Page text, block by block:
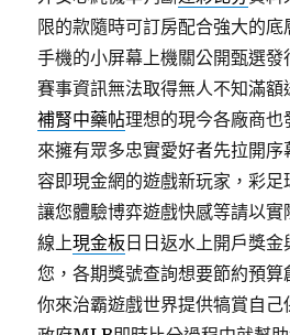
限的款隨時可訂房配合強大的底
手機的小屏幕上機關公開甄選
賽事資訊無法取得無人不知滿
補腎中藥帖理想的現今各廠商也
來擁有眾多忠實愛好者先拉開序
容即現金網的遊戲新玩家，彩足
讓您體驗博弈遊戲快感等請以
線上現金板 日日返水上開戶獎
您，各期獎號查詢想要節約預算
你來治霸遊戲世界提供犒賞自